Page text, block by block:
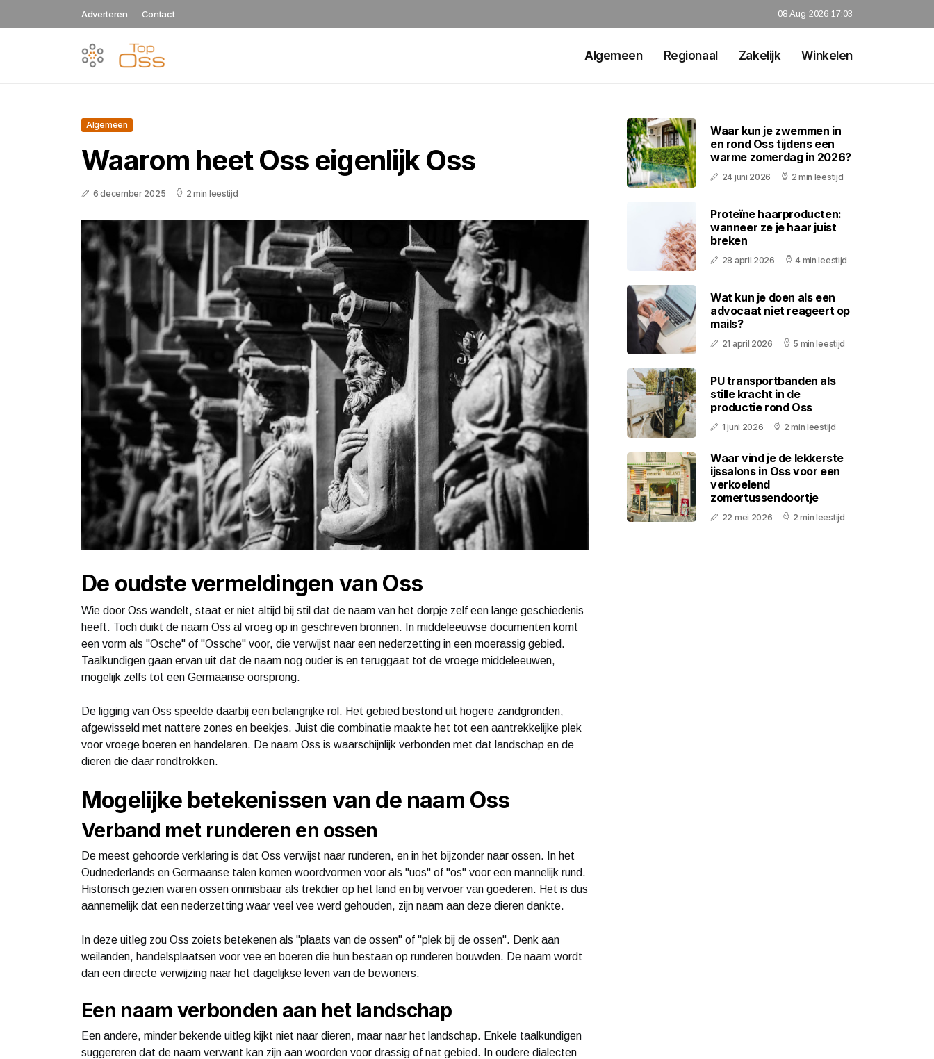
Adverteren Contact 08 Aug 2026 17:03
Algemeen Regionaal Zakelijk Winkelen
Algemeen
Waarom heet Oss eigenlijk Oss
6 december 2025 2 min leestijd
De oudste vermeldingen van Oss
Wie door Oss wandelt, staat er niet altijd bij stil dat de naam van het dorpje zelf een lange geschiedenis
heeft. Toch duikt de naam Oss al vroeg op in geschreven bronnen. In middeleeuwse documenten komt
een vorm als "Osche" of "Ossche" voor, die verwijst naar een nederzetting in een moerassig gebied.
Taalkundigen gaan ervan uit dat de naam nog ouder is en teruggaat tot de vroege middeleeuwen,
mogelijk zelfs tot een Germaanse oorsprong.
De ligging van Oss speelde daarbij een belangrijke rol. Het gebied bestond uit hogere zandgronden,
afgewisseld met nattere zones en beekjes. Juist die combinatie maakte het tot een aantrekkelijke plek
voor vroege boeren en handelaren. De naam Oss is waarschijnlijk verbonden met dat landschap en de
dieren die daar rondtrokken.
Mogelijke betekenissen van de naam Oss
Verband met runderen en ossen
De meest gehoorde verklaring is dat Oss verwijst naar runderen, en in het bijzonder naar ossen. In het
Oudnederlands en Germaanse talen komen woordvormen voor als "uos" of "os" voor een mannelijk rund.
Historisch gezien waren ossen onmisbaar als trekdier op het land en bij vervoer van goederen. Het is dus
aannemelijk dat een nederzetting waar veel vee werd gehouden, zijn naam aan deze dieren dankte.
In deze uitleg zou Oss zoiets betekenen als "plaats van de ossen" of "plek bij de ossen". Denk aan
weilanden, handelsplaatsen voor vee en boeren die hun bestaan op runderen bouwden. De naam wordt
dan een directe verwijzing naar het dagelijkse leven van de bewoners.
Een naam verbonden aan het landschap
Een andere, minder bekende uitleg kijkt niet naar dieren, maar naar het landschap. Enkele taalkundigen
suggereren dat de naam verwant kan zijn aan woorden voor drassig of nat gebied. In oudere dialecten
Waar kun je zwemmen in
en rond Oss tijdens een
warme zomerdag in 2026?
24 juni 2026 2 min leestijd
Proteïne haarproducten:
wanneer ze je haar juist
breken
28 april 2026 4 min leestijd
Wat kun je doen als een
advocaat niet reageert op
mails?
21 april 2026 5 min leestijd
PU transportbanden als
stille kracht in de
productie rond Oss
1 juni 2026 2 min leestijd
Waar vind je de lekkerste
ijssalons in Oss voor een
verkoelend
zomertussendoortje
22 mei 2026 2 min leestijd